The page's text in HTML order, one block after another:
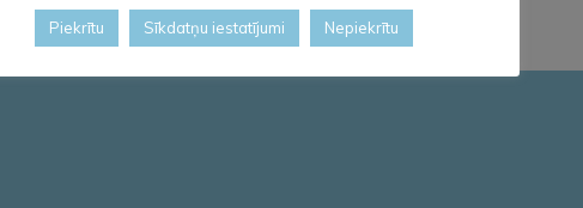
Piekrītu Sīkdatņu iestatījumi Nepiekrītu